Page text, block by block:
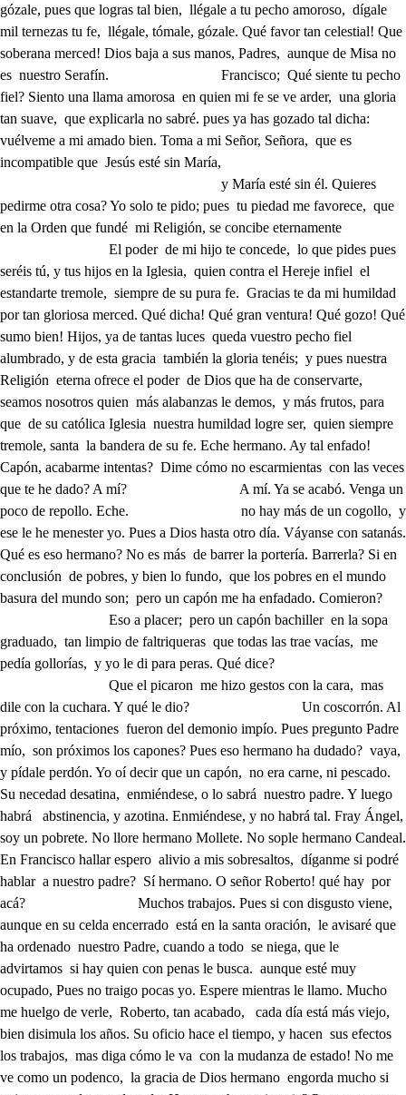
Que el picaron me hizo gestos con la cara, mas dile con la cuchara. Y qué le dio? Un coscorrón. Al próximo, tentaciones fueron del demonio impío. Pues pregunto Padre mío, son próximos los capones? Pues eso hermano ha dudado? vaya, y pídale perdón. Yo oí decir que un capón, no era carne, ni pescado. Su necedad desatina, enmiéndese, o lo sabrá nuestro padre. Y luego habrá abstinencia, y azotina. Enmiéndese, y no habrá tal. Fray Ángel, soy un pobrete. No llore hermano Mollete. No sople hermano Candeal. En Francisco hallar espero alivio a mis sobresaltos, díganme si podré hablar a nuestro padre? Sí hermano. O señor Roberto! qué hay por acá? Muchos trabajos. Pues si con disgusto viene, aunque en su celda encerrado está en la santa oración, le avisaré que ha ordenado nuestro Padre, cuando a todo se niega, que le advirtamos si hay quien con penas le busca. aunque esté muy ocupado, Pues no traigo pocas yo. Espere mientras le llamo. Mucho me huelgo de verle, Roberto, tan acabado, cada día está más viejo, bien disimula los años. Su oficio hace el tiempo, y hacen sus efectos los trabajos, mas diga cómo le va con la mudanza de estado! No me ve como un podenco, la gracia de Dios hermano engorda mucho si quiere engordar sea donado. Hace mucha penitencia? Pues a eso me ha tocado en secreto natural le revelo que soy santo. Habrá crecido en virtud. Que llama crecer, a palmos. Como eso puede el ejemplo de Francisco. Es gran santazo. Muy grandes milagros hace. En lo que toca a milagros tengo yo tantos, que ayer me pidieron dos prestados, y oiga uno que esta mañana hice muy a mi descanso, un cojo, que dos muletas eran sus pies, y sus manos, se encomendó a mí, y devoto viéndole desconsolado, hice oración de tullido, y dentro de poco rato le quité entre ambas muletas. Cosa es que daría espanto; mas cómo quedó? tan bueno, que no pudo andar un paso. Milagro es muy como suyo. Pues de estos tengo otros cuatro; pero en los que más me empleo, son en unos que yo llamo milagros de barbería. No le entiendo. Voy al caso, hago viejas a los viejos. Como? Mire, yo los rapo barba, y cabello, y le pongo una cabellera, y tanto los desfiguro de viejos, que en virtud de lo mondado quedan todos hechos viejas. Perdóneme si he tardado señor Roberto. Los pies me dé. Fin de mis milagros. A mí se humilla? no ve que soy un pobre gusano? Es un espejo de Dios. No soy sino un hombre malo, a Francisco le ha de hablar como yo Roberto le hablo, y aun con menos ceremonias, que entre un noble Ciudadano de Asís, y un humilde Fraile, es bien que diferenciado lo ilustre esté como ilustre, y lo humilde como bajo, venga a mis brazos, y espere. En ellos padre descanso. Qué hace aquí hermano? Deo gratias, estaba Padre esperando, a su caridad, Deo gratias. y qué quería? En sus manos hacer dejación quería del oficio que me ha dado, benedicite. Y por qué? Padre, porque soy tentado de la golosina un poco, y suelo probar el caldo antes de partir la sopa. Pues qué delito es probarlo? Es que apuras probaduras dejo la olla temblando; porque se suele pegar el carnero, y los garbanzos al cucharón, y los pobres no gustan de lo pegado. Mortifíquese. No puedo, que aquel capón de los diablos me hace perder la paciencia. Qué dice? Que soy un asno. Vaya a la Ciudad, y pida Mollete. Déjome en cargo mejor, aunque algunas veces con quien no me da regaño, y hasta el hermano pollino siente ver a los muchachos sin caridad, y él, y ellos andan a coz, y bocado. Vaya. Deo gratias, ya voy. Es un buen hombre el hermano; porque quedásemos solos le envíe de aquí, por si acaso a lo que quiere decirme pudiera hacer embarazo. Ay Padre Francisco. Diga. Que hay dolores tan villanos, que solicita el respeto esconderlos de los labios, o por lo menos que a ellos lleguen con tanto recato, que al explicarlos no tenga la costa de pronunciarlos: mi hija, más si comienzo por aquí mis sobresaltos, con prevenir el motivo presumo que los declaro, que aunque vive en Margarita seguro el esplendor claro que de mi familia hereda su hermosura, es un contrario tan grande de mi quietud, que es de mi sosiego estrago, mayormente cuando veo los libres desembarazos de dos mozos pregoneros ruidosos, de mis agravios: pues sin motivo, según creer debo, y me han contado los criados de mi casa, si se han de creer los criados, a todas horas porfían a contrastar el sagrado muro de mi honor, con duelos, con músicas, y aparatos tales, que presume Asís de fundamento no falso, que hay delito en Margarita, y no es sinrazón pensarlo, que los que su virtud saben, somos ella, y yo, y los falsos indicios de su delito se manifiestan a tantos, que ella, y yo solo no somos bastantes a contrastarlos; y así Padre a su clemencia. a su virtud, y a su amparo apelo de los remedios, que tal vez determinados tuvo mi valor, sabiendo que el que toma por su mano venganzas de honor, cuando ay otros remedios más blandos, no es cuerdo; pues solo sirve la venganza en estos casos de confirmar los indicios, y pregonar los agravios. Anselmo, y Laurencio son Comites y Turrianos, cuya enemistad publica la antigüedad de sus bandos, con que digo, que el consejo de elegir a uno, es vano, dándole mi hija: pues siendo los dos tan contrarios, compraré en el elegido a mi hija un sobresalto, a mi quietud un estorbo, y a mi familia un cuidado: Pues cierto es que al no elegido, sobre su rencor, le añado el desaire de que vea preferido a su contrario; y así, pues, ni en mi es cordura la venganza, ni el reparo de elegir a uno es remedio, ni sufrible el temerario modo de su competencia, falto de medios humanos busco divinos socorros, y a su piedad los encargo. Padre, tome por su cuenta de mi pena los reparos, de mi vejez las pensiones, de mi honor los sobresaltos, los escándalos de Asís, y de tanto mal los daños, antes que impaciente, yo mis desdoros enmendando, haga escarmientos después los que ahora ruegos hago, que en defensa de mi honor, siempre limpio, y siempre claro haré arder estas cenizas que me guarnecen los labios, como avisos del incendio que dentro del alma guardo. Señor Roberto, que ciegos somos los hombres humanos; el Santo Job le pedía a Dios para sus trabajos, paciencia, y no otro remedio, y como proporcionado erró el alivio al achaque, le dio Dios paciencia, y tanto consuelo le dio con ella, que en medio de los asaltos de sus afanes, sufría los trabajos sin trabajo. Desear vivir contentos los hombres, es un engaño que todos le padecemos, es un apetito vano de nuestra naturaleza: pues si lo consideramos, hallaremos que en el mundo no hay consuelo, sino es dado por Dios, que sea permanente; pues como peregrinando estamos mientras vivimos, o rara vez descansamos, o no descansamos nunca; que si la senda no erramos del camino de la vida, solo es la muerte el descanso: en medio de vuestras penas, si mal no lo he reparado, la que más sentís, es veros en el honor defraudado, no siendo así; pues aunque yo estas materias no alcanzo, en cosa que no tenéis culpa, no seréis culpado; y si lo fuereis, no importa, que no hace fe el temerario que dice que estáis enfermo, si vos sabéis que estáis sano: diréis que para la mancha basta el ajeno reparo, que el honor, según los hombres piensan, es tan delicado cristal que aun los pensamientos empañan su limpio espacio. Válgame Dios! que de errores en el mundo ha ocasionado esta necia fantasía, este cuerpo imaginario, este espejo que se enturbia este polvo, este humo vago, y este nada: finalmente que nada es, si reparamos en que le damos los hombres, y los hombres le quitamos, de nuestro honor ambiciosos, y de él de Dios olvidados; vivimos, sin reparar; que el nuestro es nuestro contrario, y el de Dios es nuestro amigo, aquel cierto y este falso; mas nuestra fragilidad nos tiene tan engañados, que una mentira aplaudimos, y una verdad ultrajamos. Perdonadme, si al alivio vuestro, pensáis que he faltado, hablando antes en materias que no ignoráis; pues no falto mientras de Dios os acuerdo, Roberto, a vuestro reparo, que como es Dios vuestro alivio, solo a Dios debo acordaros: pues solo quiero, Roberto, que os prevengáis al asalto, de más penas, de más sustos, de mayores sobresaltos; pero que tengáis a Dios presente para llevarlos, que entonces os será dulce, cuanto ahora os es amargo. La medicina de todos los males, es el amparo de Dios, él es el alivio de los dolores más arduos: quien tiene paciencia tiene a Dios, y el necesitado que no se aplica el remedio, no quiere sanar del daño: vuestra hija es noble, y honesta, muy bien lo sabéis, y en cuanto a que de vuestros enojos apelaréis al estrago de la ira, es un error tan ciego, tan temerario cuanto incierto; pues el modo de enfrenar los destemplados pasos de Anselmo, y Laurencio tiene Dios determinado, no como pensáis, sino con caminos más extraños, con avisos más forzosos, que los misterios arcanos de Dios, son incomprehensibles al entendimiento humano; de tal manera, que es culpa pretender examinarlos, y aunque se viene a los ojos, pensar que el que en mal estado vive, es preciso, y que está ya de Dios predestinado el que vive penitente; muy bueno uno, otro muy malo se ha visto, y se puede ver de un punto en el corto espacio, ser el muy malo elegido, y el muy bueno reprobado: juicios de Dios son secretos, que mientras nos